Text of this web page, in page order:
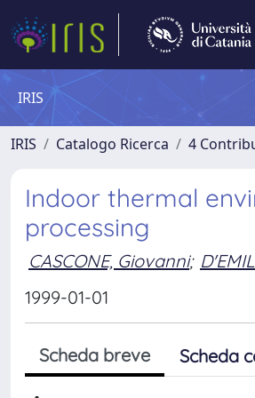
IRIS
IRIS Catalogo Ricerca 4
Indoor thermal
processing
CASCONE, Giovanni;
1999-01-01
Scheda breve Scheda